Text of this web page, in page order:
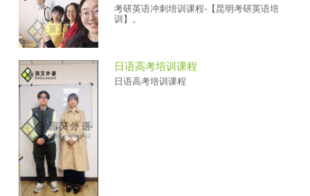
考研英语冲刺培训课程-【昆明考研英语培
训】。
日语高考培训课程
日语高考培训课程